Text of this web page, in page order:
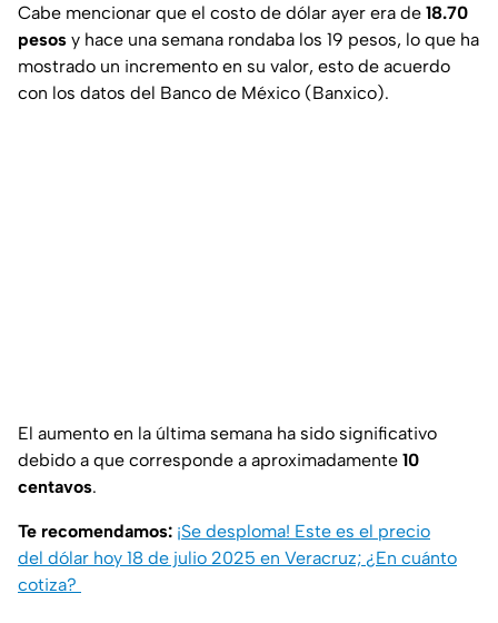
Cabe mencionar que el costo de dólar ayer era de 18.70
pesos y hace una semana rondaba los 19 pesos, lo que ha
mostrado un incremento en su valor, esto de acuerdo
con los datos del Banco de México (Banxico).
El aumento en la última semana ha sido significativo
debido a que corresponde a aproximadamente 10
centavos.
Te recomendamos: ¡Se desploma! Este es el precio
del dólar hoy 18 de julio 2025 en Veracruz; ¿En cuánto
cotiza?